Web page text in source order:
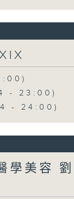
- 23:00)
- 24:00)
學美容